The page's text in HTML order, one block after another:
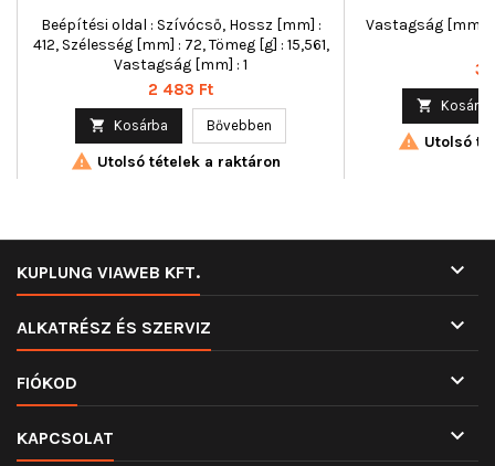
Beépítési oldal : Szívócső, Hossz [mm] :
412, Szélesség [mm] : 72, Tömeg [g] : 15,561,
Vastagság [mm] : 1
Ár
2 483 Ft
 Kosárba Bővebben
 Utolsó tételek a raktáron
Vastagság [mm]
Ár
3
 Kosárba
 Utolsó
KUPLUNG VIAWEB KFT. 
ALKATRÉSZ ÉS SZERVIZ 
FIÓKOD 
KAPCSOLAT 